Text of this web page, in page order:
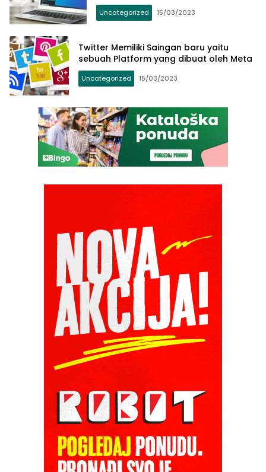
Uncategorized 15/03/2023
Twitter Memiliki Saingan baru yaitu
sebuah Platform yang dibuat oleh Meta
Uncategorized 15/03/2023